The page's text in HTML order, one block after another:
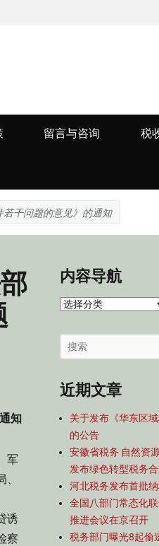
留言与咨询 税
若干问题的意见》的通知
知
军
诱
察
内容导航
内
导
航
Search
for:
近期文章
关于发布《华东区
的公告
安徽省税务 自然资
发布绿色转型税务
河北税务发布首批
全国八部门常态化
推进会议在京召开
税务部门曝光8起偷